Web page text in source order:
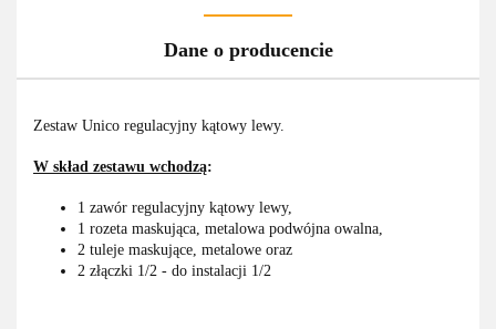
Dane o producencie
Zestaw Unico regulacyjny kątowy lewy.
W skład zestawu wchodzą:
1 zawór regulacyjny kątowy lewy,
1 rozeta maskująca, metalowa podwójna owalna,
2 tuleje maskujące, metalowe oraz
2 złączki 1/2 - do instalacji 1/2